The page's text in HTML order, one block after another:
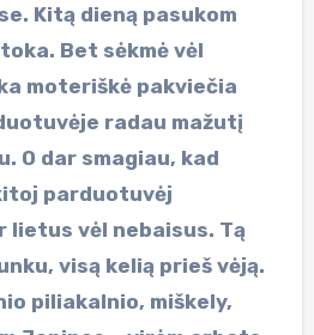
Kitą dieną pasukom
Bet sėkmė vėl
moteriškė pakviečia
radau mažutį
O dar smagiau, kad
parduotuvėj
lietus vėl nebaisus. Tą
visą kelią prieš vėją.
piliakalnio, miškely,